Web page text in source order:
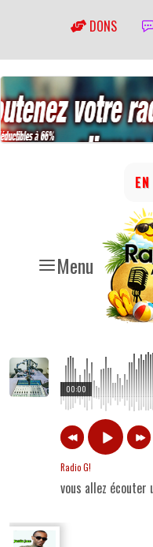
DONS
Menu
00:00
Radio G!
vous allez écouter